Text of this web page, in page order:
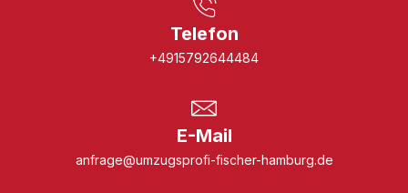
Telefon
+4915792644484
E-Mail
anfrage@umzugsprofi-fischer-hamburg.de